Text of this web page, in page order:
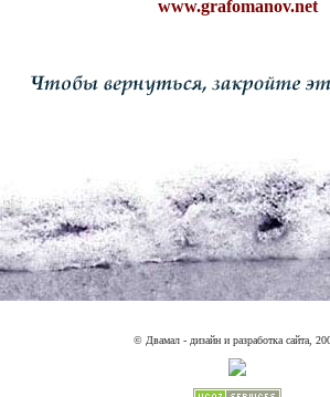
www.grafomanov.net
© Двамал - дизайн и разработка сайта,